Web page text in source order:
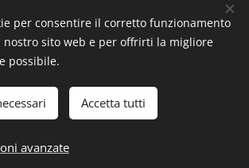
Cookies
per consentire il corretto funzionamento
nostro sito web e per offrirti la migliore
possibile.
Accetta tutti
avanzate